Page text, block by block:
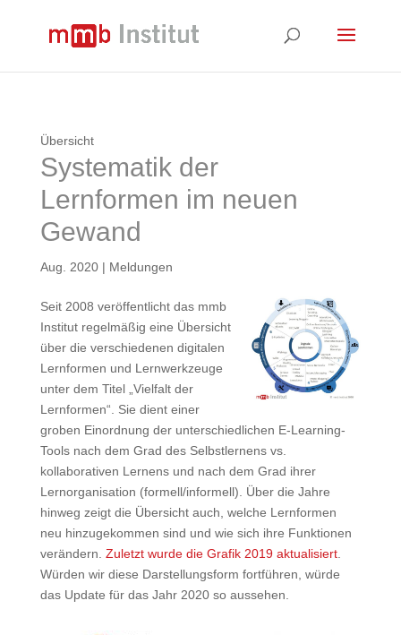
Übersicht
Systematik der
Lernformen im neuen
Gewand
Aug. 2020| Meldungen
Seit 2008 veröffentlicht das mmb
Institut regelmäßig eine Übersicht
über die verschiedenen digitalen
Lernformen und Lernwerkzeuge
unter dem Titel „Vielfalt der
Lernformen“. Sie dient einer
groben Einordnung der unterschiedlichen E-Learning-
Tools nach dem Grad des Selbstlernens vs.
kollaborativen Lernens und nach dem Grad ihrer
Lernorganisation (formell/informell). Über die Jahre
hinweg zeigt die Übersicht auch, welche Lernformen
neu hinzugekommen sind und wie sich ihre Funktionen
verändern. Zuletzt wurde die Grafik 2019 aktualisiert.
Würden wir diese Darstellungsform fortführen, würde
das Update für das Jahr 2020 so aussehen.